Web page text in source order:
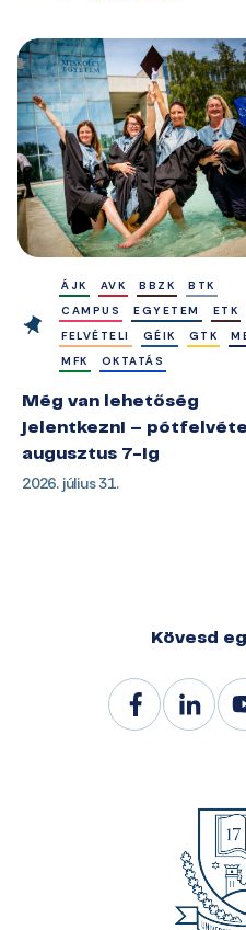
ÁJK AVK BBZK
BTK
CAMPUS
EGYETEM
ETK
FELVÉTELI
GÉIK GTK
MFK
OKTATÁS
Még van lehetőség
jelentkezni –
augusztus 7-ig
2026. július 31.
Kövesd